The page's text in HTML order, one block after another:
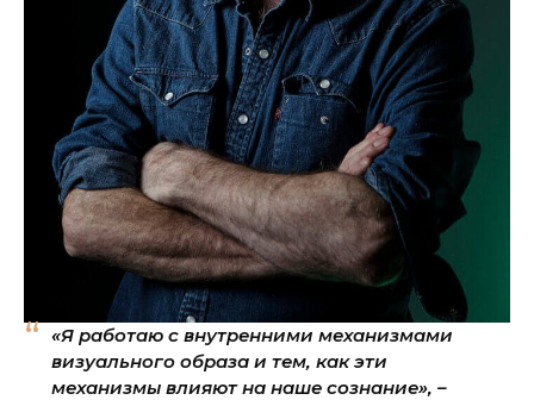
«Я работаю с внутренними механизмами
визуального образа и тем, как эти
механизмы влияют на наше сознание», –